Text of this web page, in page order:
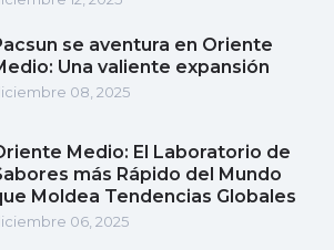
se aventura en Oriente
Una valiente expansión
08, 2025
Medio: El Laboratorio de
más Rápido del Mundo
Moldea Tendencias Globales
06, 2025